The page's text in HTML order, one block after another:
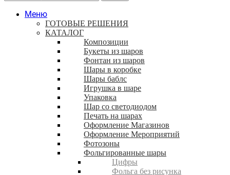
Меню
ГОТОВЫЕ РЕШЕНИЯ
КАТАЛОГ
Композиции
Букеты из шаров
Фонтан из шаров
Шары в коробке
Шары баблс
Игрушка в шаре
Упаковка
Шар со светодиодом
Печать на шарах
Оформление Магазинов
Оформление Мероприятий
Фотозоны
Фольгированные шары
Цифры
Фольга без рисунка